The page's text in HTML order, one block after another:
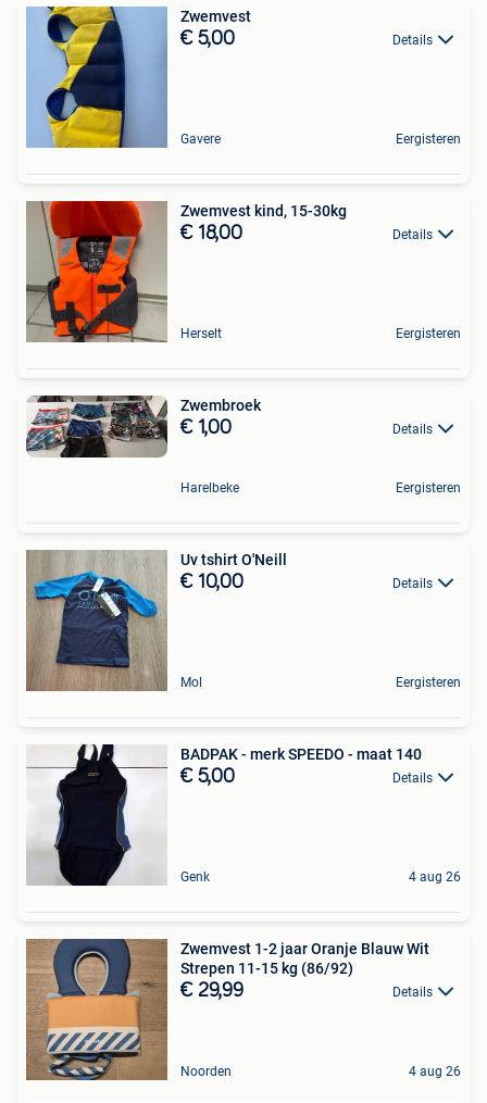
Zwemvest
€ 5,00 Details
Gavere Eergisteren
Zwemvest kind, 15-30kg
€ 18,00 Details
Herselt Eergisteren
Zwembroek
€ 1,00 Details
Harelbeke Eergisteren
Uv tshirt O'Neill
€ 10,00 Details
Mol Eergisteren
BADPAK - merk SPEEDO - maat 140
€ 5,00 Details
Genk 4 aug 26
Zwemvest 1-2 jaar Oranje Blauw Wit
Strepen 11-15 kg (86/92)
€ 29,99 Details
Noorden 4 aug 26